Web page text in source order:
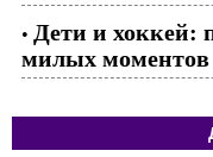
• Дети и хоккей:
милых моментов